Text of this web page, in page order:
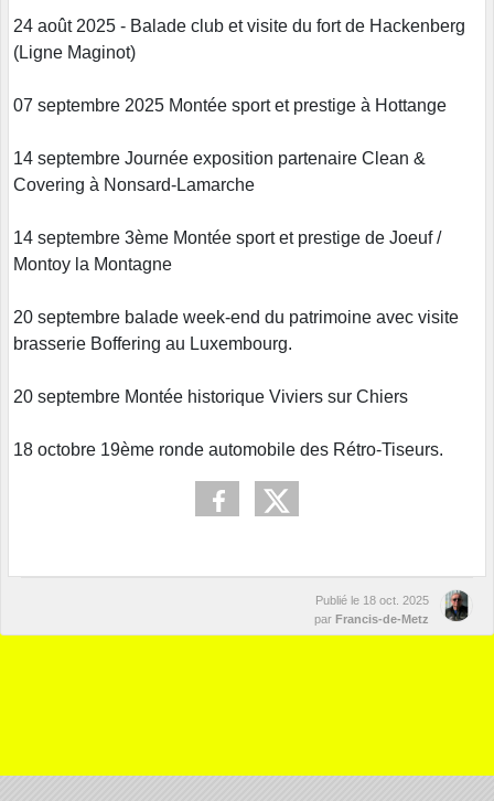
24 août 2025 - Balade club et visite du fort de Hackenberg
(Ligne Maginot)
07 septembre 2025 Montée sport et prestige à Hottange
14 septembre Journée exposition partenaire Clean &
Covering à Nonsard-Lamarche
14 septembre 3ème Montée sport et prestige de Joeuf /
Montoy la Montagne
20 septembre balade week-end du patrimoine avec visite
brasserie Boffering au Luxembourg.
20 septembre Montée historique Viviers sur Chiers
18 octobre 19ème ronde automobile des Rétro-Tiseurs.
Publié le 18 oct. 2025
par Francis-de-Metz